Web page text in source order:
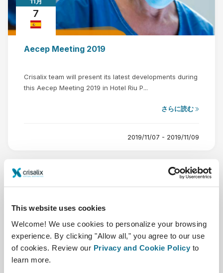
This website uses cookies
Welcome! We use cookies to personalize your browsing
experience. By clicking "Allow all," you agree to our use
of cookies. Review our Privacy and Cookie Policy to
learn more.
7
Aecep Meeting 2019
Crisalix team will present its latest developments during
this Aecep Meeting 2019 in Hotel Riu P...
さらに読む
2019/11/07 - 2019/11/09
10月
31